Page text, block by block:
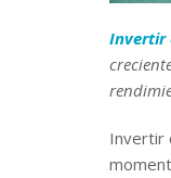
Invertir
Invertir